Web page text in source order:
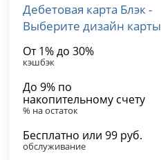
лицензия № 2673
Дебетовая карта Блэк -
Выберите дизайн карты
От 1% до 30%
кэшбэк
До 9% по
накопительному счету
% на остаток
Бесплатно или 99 руб.
обслуживание